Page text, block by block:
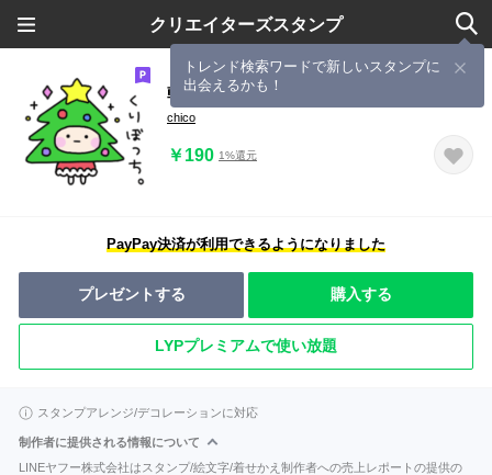
クリエイターズスタンプ
トレンド検索ワードで新しいスタンプに
出会えるかも！
韓国っぽい女の子
chico
￥190 1%還元
PayPay決済が利用できるようになりました
プレゼントする 購入する
LYPプレミアムで使い放題
スタンプアレンジ/デコレーションに対応
制作者に提供される情報について
LINEヤフー株式会社はスタンプ/絵文字/着せかえ制作者への売上レポートの提供の